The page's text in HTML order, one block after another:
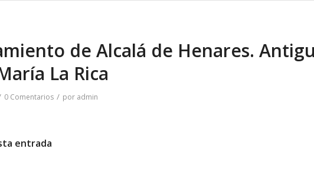
de Alcalá de Henares.
La Rica
0 Comentarios / por admin
entrada